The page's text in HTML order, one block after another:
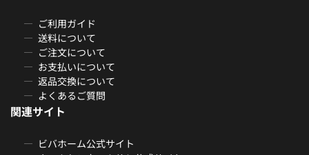
ご利用ガイド
送料について
ご注文について
お支払いについて
返品交換について
よくあるご質問
関連サイト
ビバホーム公式サイト